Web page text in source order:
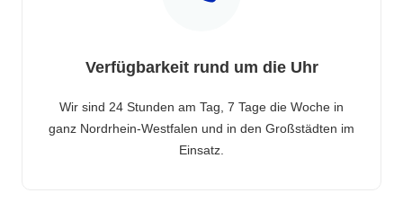
Verfügbarkeit rund um die Uhr
Wir sind 24 Stunden am Tag, 7 Tage die Woche in
ganz Nordrhein-Westfalen und in den Großstädten im
Einsatz.